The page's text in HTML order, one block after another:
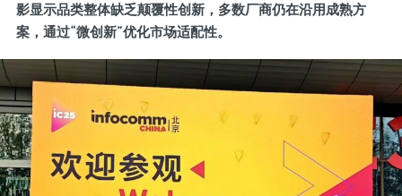
影显示品类整体缺乏颠覆性创新，多数厂商仍在沿用成熟方
案，通过“微创新”优化市场适配性。